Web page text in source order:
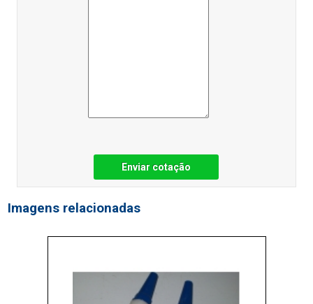
Enviar cotação
Imagens relacionadas